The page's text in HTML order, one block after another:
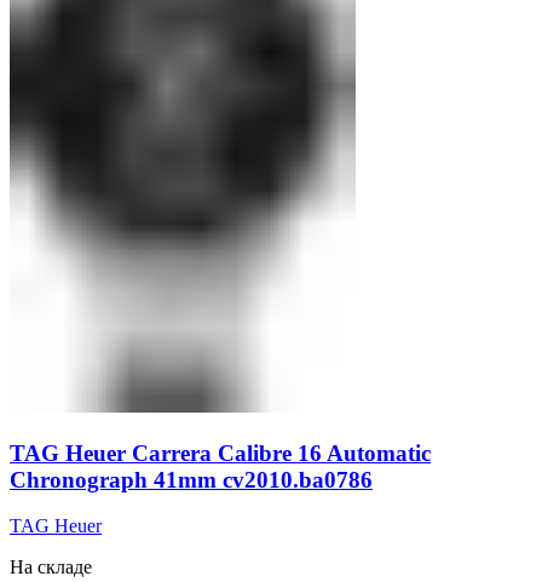
TAG Heuer Carrera Calibre 16 Automatic
Chronograph 41mm cv2010.ba0786
TAG Heuer
На складе